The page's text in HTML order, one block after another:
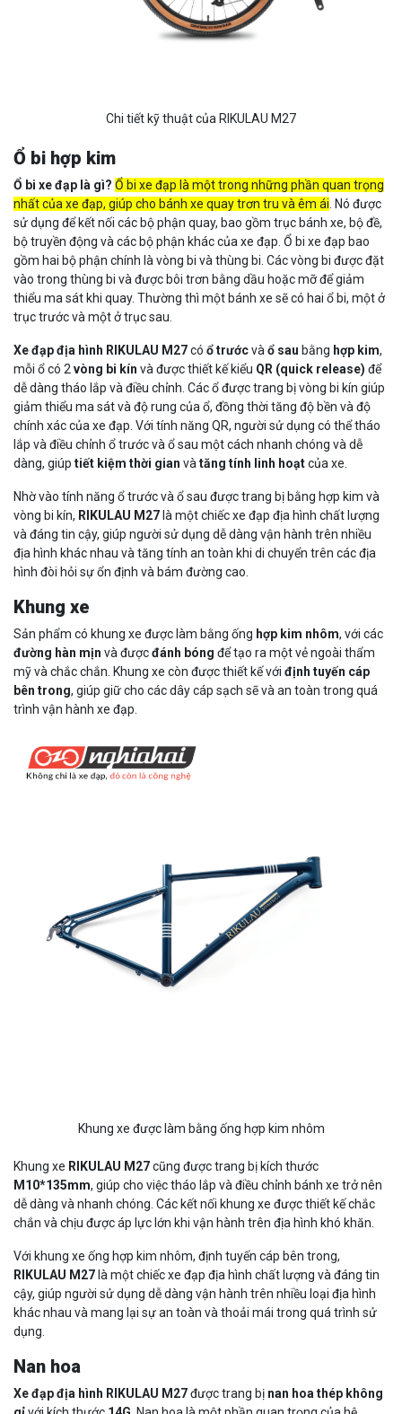
Chi tiết kỹ thuật của RIKULAU M27
Ổ bi hợp kim
Ổ bi xe đạp là gì? Ổ bi xe đạp là một trong những phần quan trọng
nhất của xe đạp, giúp cho bánh xe quay trơn tru và êm ái. Nó được
sử dụng để kết nối các bộ phận quay, bao gồm trục bánh xe, bộ đề,
bộ truyền động và các bộ phận khác của xe đạp. Ổ bi xe đạp bao
gồm hai bộ phận chính là vòng bi và thùng bi. Các vòng bi được đặt
vào trong thùng bi và được bôi trơn bằng dầu hoặc mỡ để giảm
thiểu ma sát khi quay. Thường thì một bánh xe sẽ có hai ổ bi, một ở
trục trước và một ở trục sau.
Xe đạp địa hình RIKULAU M27có ổ trướcvàổ sau bằng hợp kim,
mỗi ổ có 2vòng bi kín và được thiết kế kiểu QR (quick release) để
dễ dàng tháo lắp và điều chỉnh. Các ổ được trang bị vòng bi kín giúp
giảm thiểu ma sát và độ rung của ổ, đồng thời tăng độ bền và độ
chính xác của xe đạp. Với tính năng QR, người sử dụng có thể tháo
lắp và điều chỉnh ổ trước và ổ sau một cách nhanh chóng và dễ
dàng, giúp tiết kiệm thời gian vàtăng tính linh hoạtcủa xe.
Nhờ vào tính năng ổ trước và ổ sau được trang bị bằng hợp kim và
vòng bi kín, RIKULAU M27 là một chiếc xe đạp địa hình chất lượng
và đáng tin cậy, giúp người sử dụng dễ dàng vận hành trên nhiều
địa hình khác nhau và tăng tính an toàn khi di chuyển trên các địa
hình đòi hỏi sự ổn định và bám đường cao.
Khung xe
Sản phẩm có khung xe được làm bằng ống hợp kim nhôm, với các
đường hàn mịn và đượcđánh bóng để tạo ra một vẻ ngoài thẩm
mỹ và chắc chắn. Khung xe còn được thiết kế với định tuyến cáp
bên trong, giúp giữ cho các dây cáp sạch sẽ và an toàn trong quá
trình vận hành xe đạp.
Khung xe được làm bằng ống hợp kim nhôm
Khung xe RIKULAU M27cũng được trang bị kích thước
M10*135mm, giúp cho việc tháo lắp và điều chỉnh bánh xe trở nên
dễ dàng và nhanh chóng. Các kết nối khung xe được thiết kế chắc
chắn và chịu được áp lực lớn khi vận hành trên địa hình khó khăn.
Với khung xe ống hợp kim nhôm, định tuyến cáp bên trong,
RIKULAU M27là một chiếc xe đạp địa hình chất lượng và đáng tin
cậy, giúp người sử dụng dễ dàng vận hành trên nhiều loại địa hình
khác nhau và mang lại sự an toàn và thoải mái trong quá trình sử
dụng.
Nan hoa
Xe đạp địa hình RIKULAU M27được trang bị nan hoa thép không